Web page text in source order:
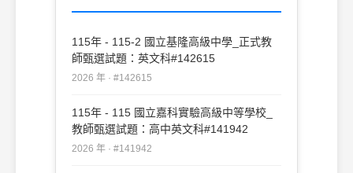
115年 - 115-2 國立基隆高級中學_正式教
師甄選試題：英文科#142615
2026 年 · #142615
115年 - 115 國立嘉科實驗高級中等學校_
教師甄選試題：高中英文科#141942
2026 年 · #141942